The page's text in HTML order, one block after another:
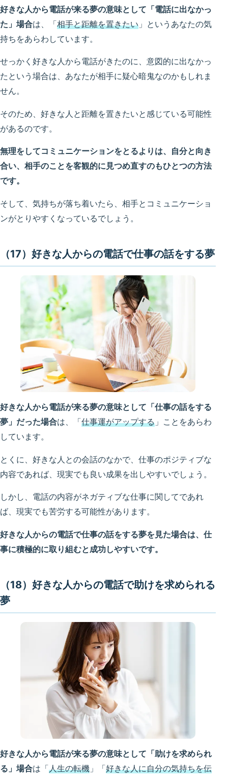
好きな人から電話が来る夢の意味として「電話に出なかっ
た」場合は、「相手と距離を置きたい 」というあなたの気
持ちをあらわしています。
せっかく好きな人から電話がきたのに、意図的に出なかっ
たという場合は、あなたが相手に疑心暗鬼なのかもしれま
せん。
そのため、好きな人と距離を置きたいと感じている可能性
があるのです。
無理をしてコミュニケーションをとるよりは、自分と向き
合い、相手のことを客観的に見つめ直すのもひとつの方法
です。
そして、気持ちが落ち着いたら、相手とコミュニケーショ
ンがとりやすくなっているでしょう。
（17）好きな人からの電話で仕事の話をする夢
好きな人から電話が来る夢の意味として「仕事の話をする
夢 」だった場合は、「 仕事運がアップする 」ことをあらわ
しています。
とくに、好きな人との会話のなかで、仕事のポジティブな
内容であれば、現実でも良い成果を出しやすいでしょう。
しかし、電話の内容がネガティブな仕事に関してであれ
ば、現実でも苦労する可能性があります。
好きな人からの電話で仕事の話をする夢を見た場合は、仕
事に積極的に取り組むと成功しやすいです。
（18）好きな人からの電話で助けを求められる
夢
好きな人から電話が来る夢の意味として「助けを求められ
る」場合は「 人生の転機 」「 好きな人に自分の気持ちを伝